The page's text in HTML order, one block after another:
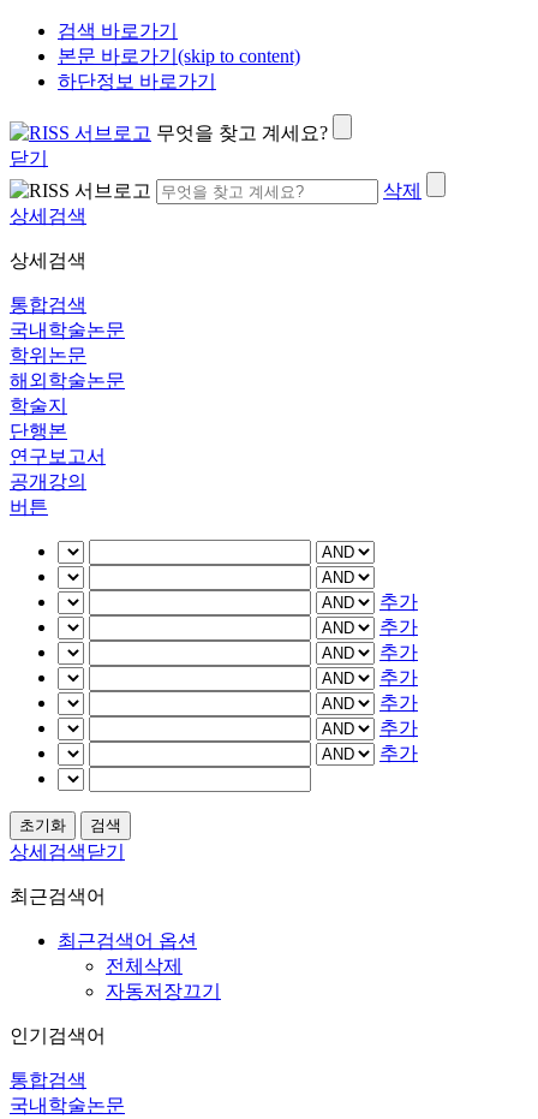
검색 바로가기
본문 바로가기(skip to content)
하단정보 바로가기
무엇을 찾고 계세요?
닫기
삭제
상세검색
상세검색
통합검색
국내학술논문
학위논문
해외학술논문
학술지
단행본
연구보고서
공개강의
버튼
추가
추가
추가
추가
추가
추가
추가
상세검색닫기
최근검색어
최근검색어 옵션
전체삭제
자동저장끄기
인기검색어
통합검색
국내학술논문